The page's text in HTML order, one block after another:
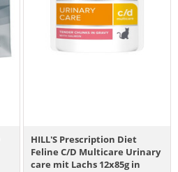
HILL'S Prescription Diet
Feline C/D Multicare Urinary
care mit Lachs 12x85g in